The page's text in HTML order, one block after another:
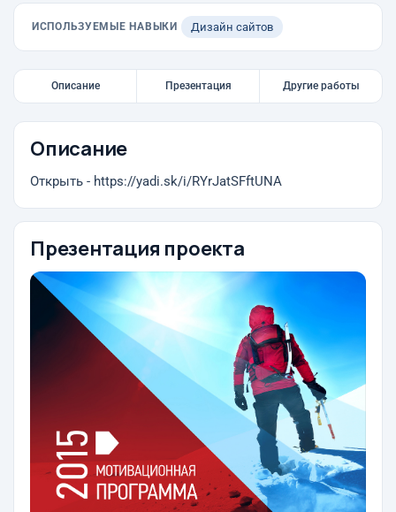
ИСПОЛЬЗУЕМЫЕ НАВЫКИ Дизайн сайтов
Описание Презентация Другие работы
Описание
Открыть - https://yadi.sk/i/RYrJatSFftUNA
Презентация проекта